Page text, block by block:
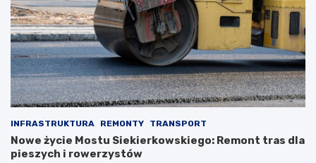
INFRASTRUKTURA REMONTY TRANSPORT
Nowe życie Mostu Siekierkowskiego: Remont tras dla
pieszych i rowerzystów